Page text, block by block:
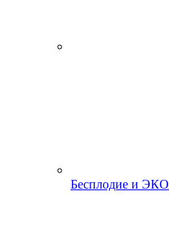
Бесплодие и ЭКО